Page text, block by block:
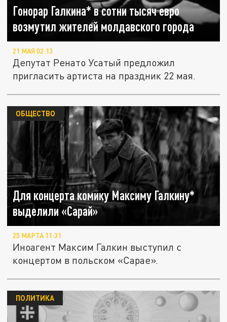
Гонорар Галкина* в сотни тысяч евро
возмутил жителей молдавского города
21 МАЯ 02:13
Депутат Ренато Усатый предложил
пригласить артиста на праздник 22 мая.
Для концерта комику Максиму Галкину*
выделили «Сарай»
ОБЩЕСТВО
25 МАРТА 11:31
Иноагент Максим Галкин выступил с
концертом в польском «Сарае».
ПОЛИТИКА